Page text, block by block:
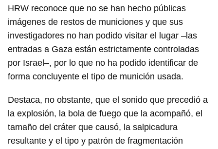
HRW reconoce que no se han hecho públicas
imágenes de restos de municiones y que sus
investigadores no han podido visitar el lugar –las
entradas a Gaza están estrictamente controladas
por Israel–, por lo que no ha podido identificar de
forma concluyente el tipo de munición usada.
Destaca, no obstante, que el sonido que precedió a
la explosión, la bola de fuego que la acompañó, el
tamaño del cráter que causó, la salpicadura
resultante y el tipo y patrón de fragmentación